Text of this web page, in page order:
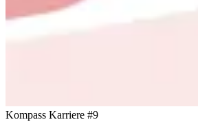
Kompass Karriere #9